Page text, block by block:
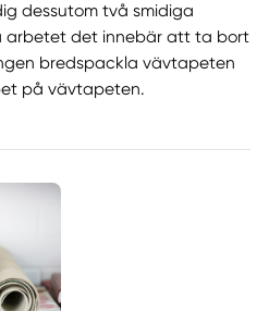
dessutom två smidiga
arbetet det innebär att ta bort
bredspackla vävtapeten
på vävtapeten.